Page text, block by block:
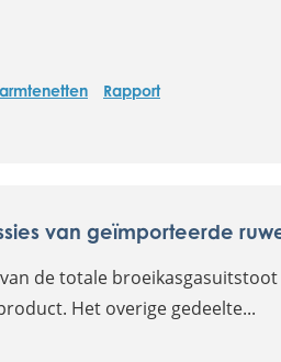
Rapport
van geïmporteerde
de totale
Het overige gedeelte...